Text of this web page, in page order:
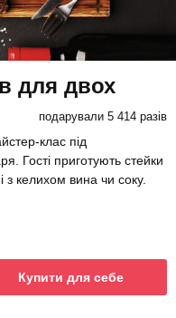
для двох
подарували 5 414 разів
клас під
Гості приготують стейки
з келихом вина чи соку.
Купити для себе